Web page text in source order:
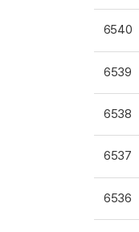
6540
6539
6538
6537
6536